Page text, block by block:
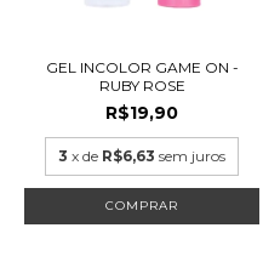
GEL INCOLOR GAME ON -
RUBY ROSE
R$19,90
3 x de R$6,63 sem juros